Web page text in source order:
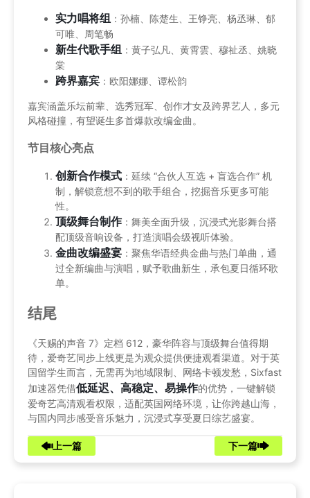
实力唱将组 ：孙楠、陈楚生、王铮亮、杨丞琳、郁
可唯、周笔畅
新生代歌手组 ：黄子弘凡、黄霄雲、穆祉丞、姚晓
棠
跨界嘉宾 ：欧阳娜娜、谭松韵
嘉宾涵盖乐坛前辈、选秀冠军、创作才女及跨界艺人，多元
风格碰撞，有望诞生多首爆款改编金曲。
节目核心亮点
创新合作模式 ：延续 “合伙人互选 + 盲选合作” 机
制，解锁意想不到的歌手组合，挖掘音乐更多可能
性。
顶级舞台制作：舞美全面升级，沉浸式光影舞台搭
配顶级音响设备，打造演唱会级视听体验。
金曲改编盛宴 ：聚焦华语经典金曲与热门单曲，通
过全新编曲与演唱，赋予歌曲新生，承包夏日循环歌
单。
结尾
《天赐的声音 7》定档 612，豪华阵容与顶级舞台值得期
待，爱奇艺同步上线更是为观众提供便捷观看渠道。对于英
国留学生而言，无需再为地域限制、网络卡顿发愁，Sixfast
加速器凭借低延迟、高稳定、易操作的优势，一键解锁
爱奇艺高清观看权限，适配英国网络环境，让你跨越山海，
与国内同步感受音乐魅力，沉浸式享受夏日综艺盛宴。
上一篇 下一篇